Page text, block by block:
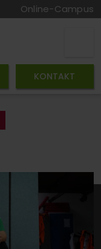
Online-Campus
KONTAKT